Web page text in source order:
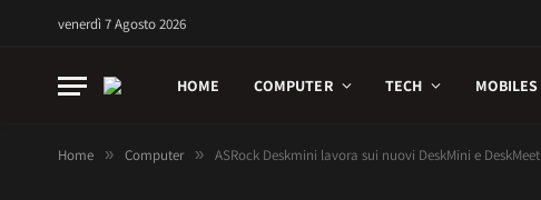
venerdì 7 Agosto 2026
HOME COMPUTER TECH MOBILES
Home » Computer » ASRock Deskmini lavora sui nuovi DeskMini e DeskMeet